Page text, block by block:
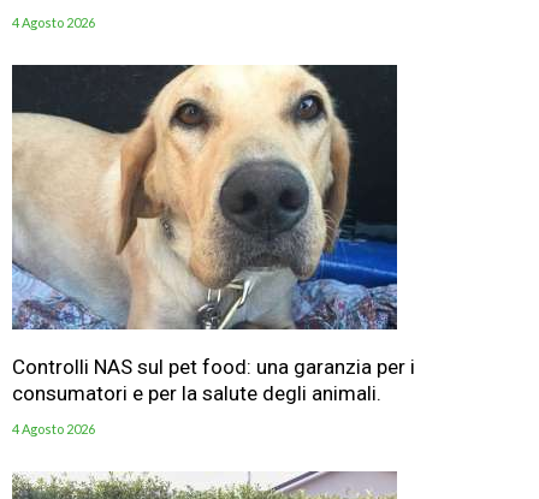
4 Agosto 2026
Controlli NAS sul pet food: una garanzia per i
consumatori e per la salute degli animali.
4 Agosto 2026